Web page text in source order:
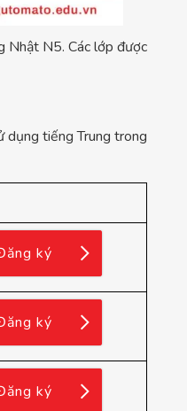
Nhật N5. Các lớp được
dụng tiếng Trung trong
ký
ký
ký